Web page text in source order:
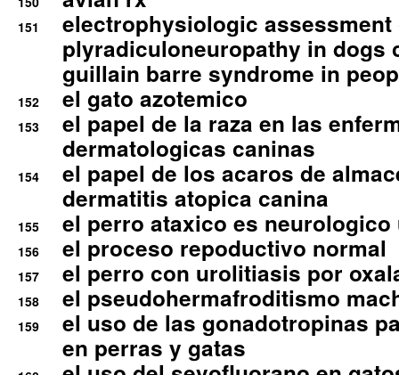
151
electrophysiologic assessment
plyradiculoneuropathy in dogs
guillain barre syndrome in
152 el gato azotemico
153
el papel de la raza en las
dermatologicas caninas
154
el papel de los acaros de
dermatitis atopica canina
155 el perro ataxico es
156 el proceso repoductivo normal
157 el perro con urolitiasis por
158 el pseudohermafroditismo
159
el uso de las gonadotropinas
en perras y gatas